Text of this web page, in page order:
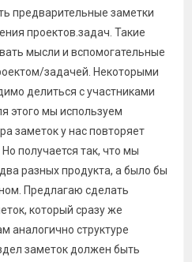
предварительные заметки
проектов.задач. Такие
мысли и вспомогательные
задачей. Некоторыми
делиться с участниками
этого мы используем
заметок у нас повторяет
получается так, что мы
разных продукта, а было бы
Предлагаю сделать
который сразу же
аналогично структуре
заметок должен быть